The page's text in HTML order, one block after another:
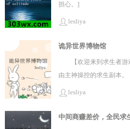
担心。]
lesliya
诡异世界博物馆
【欢迎来到求生者
由主神操控的求生副本。
lesliya
中间商赚差价，全民求